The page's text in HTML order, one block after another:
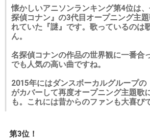
懐かしいアニソンランキング第4位は
探偵コナン』の3代目オープニング主
れていた『謎』です。歌っているのは
ん。
名探偵コナンの作品の世界観に一番合
でも人気の高い曲ですね。
2015年にはダンスボーカルグループの
がカバーして再度オープニング主題歌
も。これには昔からのファンも大喜び
第3位！